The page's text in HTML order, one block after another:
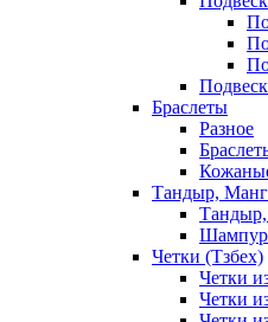
Браслеты
Разное
Тандыр,
Четки (Тзбех)
Четки
Четки